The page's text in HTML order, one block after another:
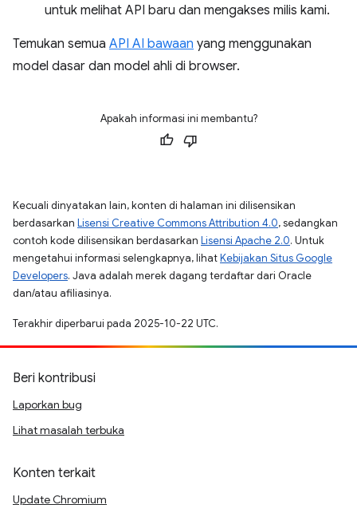
untuk melihat API baru dan mengakses milis kami.
Temukan semua API AI bawaan yang menggunakan
model dasar dan model ahli di browser.
Apakah informasi ini membantu?
Kecuali dinyatakan lain, konten di halaman ini dilisensikan
berdasarkan Lisensi Creative Commons Attribution 4.0, sedangkan
contoh kode dilisensikan berdasarkan Lisensi Apache 2.0. Untuk
mengetahui informasi selengkapnya, lihatKebijakan Situs Google
Developers. Java adalah merek dagang terdaftar dari Oracle
dan/atau afiliasinya.
Terakhir diperbarui pada 2025-10-22 UTC.
Beri kontribusi
Laporkan bug
Lihat masalah terbuka
Konten terkait
Update Chromium